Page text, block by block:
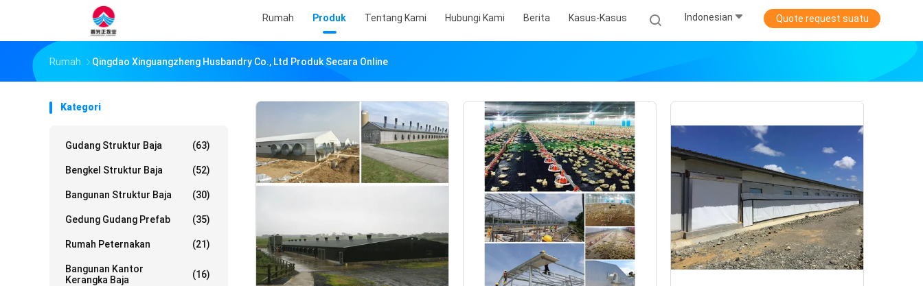
Rumah Produk Tentang Kami Hubungi Kami Berita Kasus-Kasus Indonesian Quote request suatu
Rumah Qingdao Xinguangzheng Husbandry Co., Ltd Produk Secara Online
Kategori
Gudang Struktur Baja (63)
Bengkel Struktur Baja (52)
Bangunan Struktur Baja (30)
Gedung Gudang Prefab (35)
Rumah Peternakan (21)
Bangunan Kantor
Kerangka Baja
(16)